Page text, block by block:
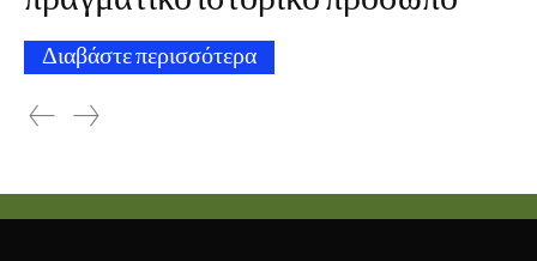
Διαβάστε περισσότερα